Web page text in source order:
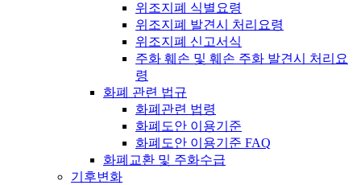
위조지폐 식별요령
위조지폐 발견시 처리요령
위조지폐 신고서식
주화 훼손 및 훼손 주화 발견시 처리요
령
화폐 관련 법규
화폐관련 법령
화폐도안 이용기준
화폐도안 이용기준 FAQ
화폐교환 및 주화수급
기후변화